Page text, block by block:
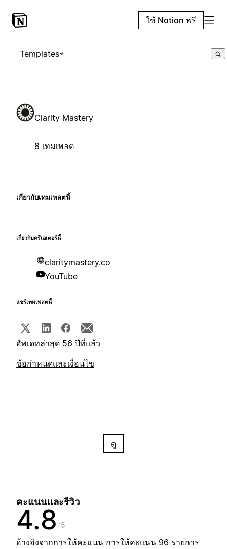
ใช้ Notion ฟรี
Templates
Clarity Mastery
8 เทมเพลต
เกี่ยวกับเทมเพลตนี้
เกี่ยวกับครีเอเตอร์นี้
claritymastery.co
YouTube
แชร์เทมเพลตนี้
อัพเดทล่าสุด 56 ปีที่แล้ว
ข้อกำหนดและเงื่อนไข
ดู
คะแนนและรีวิว
4.8 5
อ้างอิงจากการให้คะแนน การให้คะแนน 96 รายการ